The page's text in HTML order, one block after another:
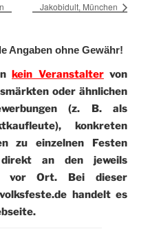
Jakobidult, München
Angaben ohne Gewähr!
kein Veranstaltervon
oder ähnlichen
(z. B. als
konkreten
zu einzelnen Festen
an den jeweils
vor Ort. Bei dieser
handelt es